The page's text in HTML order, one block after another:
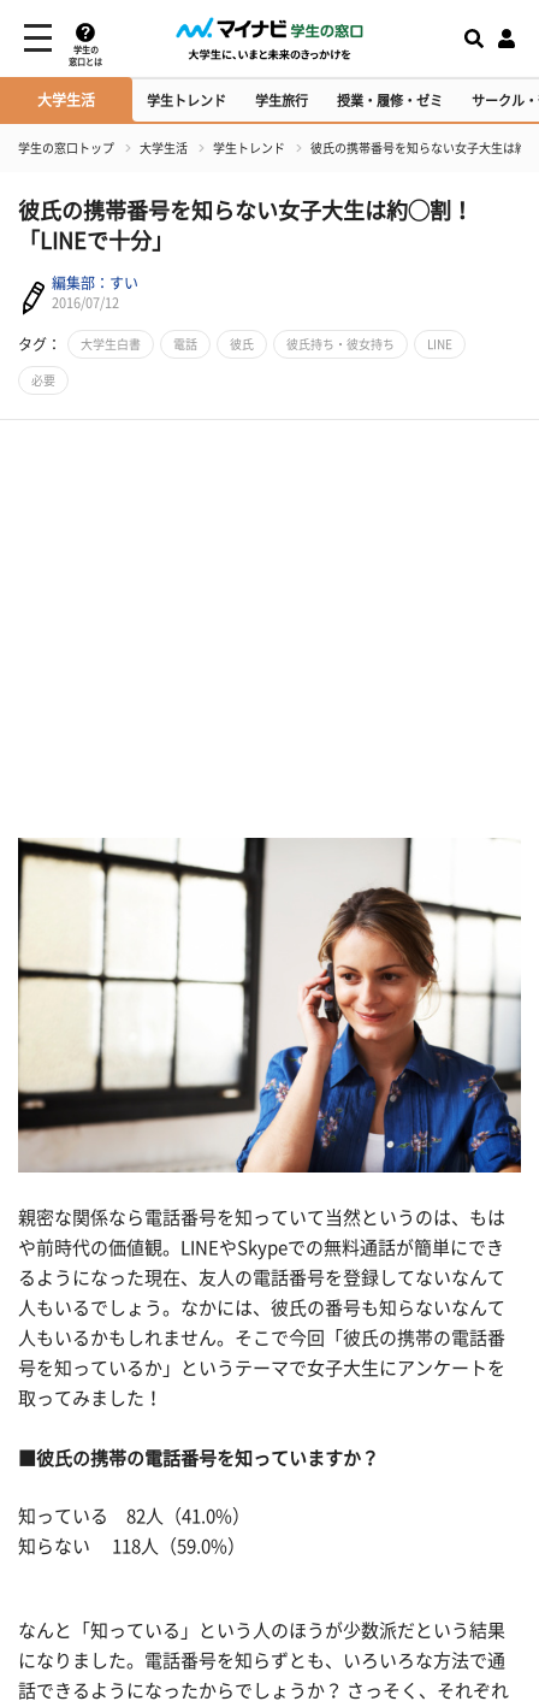
学生の
窓口とは
大学生活 学生トレンド 学生旅行 授業・履修・ゼミ サークル
学生の窓口トップ 大学生活 学生トレンド 彼氏の携帯番号を知らない女子大生は約
彼氏の携帯番号を知らない女子大生は約◯割！
「LINEで十分」
編集部：すい
2016/07/12
タグ： 大学生白書 電話 彼氏 彼氏持ち・彼女持ち LINE
必要
親密な関係なら電話番号を知っていて当然というのは、もは
や前時代の価値観。LINEやSkypeでの無料通話が簡単にでき
るようになった現在、友人の電話番号を登録してないなんて
人もいるでしょう。なかには、彼氏の番号も知らないなんて
人もいるかもしれません。そこで今回「彼氏の携帯の電話番
号を知っているか」というテーマで女子大生にアンケートを
取ってみました！
■彼氏の携帯の電話番号を知っていますか？
知っている 82人（41.0%）
知らない 118人（59.0%）
なんと「知っている」という人のほうが少数派だという結果
になりました。電話番号を知らずとも、いろいろな方法で通
話できるようになったからでしょうか？ さっそく、それぞれ